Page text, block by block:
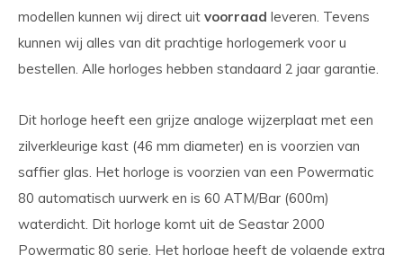
modellen kunnen wij direct uit voorraad leveren. Tevens
kunnen wij alles van dit prachtige horlogemerk voor u
bestellen. Alle horloges hebben standaard 2 jaar garantie.
Dit horloge heeft een grijze analoge wijzerplaat met een
zilverkleurige kast (46 mm diameter) en is voorzien van
saffier glas. Het horloge is voorzien van een Powermatic
80 automatisch uurwerk en is 60 ATM/Bar (600m)
waterdicht. Dit horloge komt uit de Seastar 2000
Powermatic 80 serie. Het horloge heeft de volgende extra